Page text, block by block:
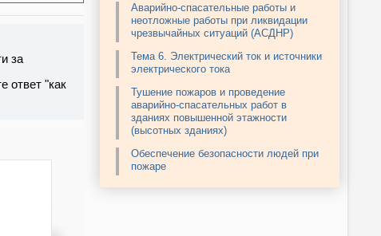
за
ответ "как
Аварийно-спасательные работы и
неотложные работы при ликвидации
чрезвычайных ситуаций (АСДНР)
Тема 6. Электрический ток и источники
электрического тока
Тушение пожаров и проведение
аварийно-спасательных работ в
зданиях повышенной этажности
(высотных зданиях)
Обеспечение безопасности людей при
пожаре